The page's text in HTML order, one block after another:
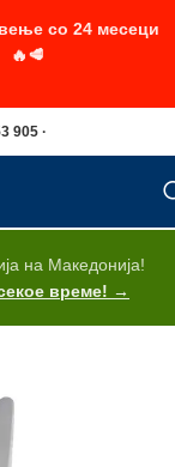
905 ·
на Македонија!
време! →
со 24 месеци
🔥🥩